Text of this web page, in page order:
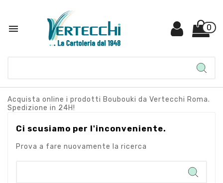
 0
Acquista online i prodotti Boubouki da Vertecchi Roma.
Spedizione in 24H!
Ci scusiamo per l'inconveniente.
Prova a fare nuovamente la ricerca